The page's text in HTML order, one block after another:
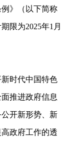
》（以下简称
限为2025年1月
时代中国特色
推进政府信息
开新形势、新
政府工作的透